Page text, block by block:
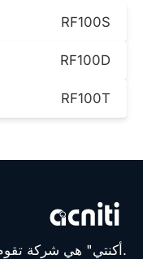
RF100T
RF100T
RF100S
RF100D
RF100T
.أكنتي" هي شركة تقوم